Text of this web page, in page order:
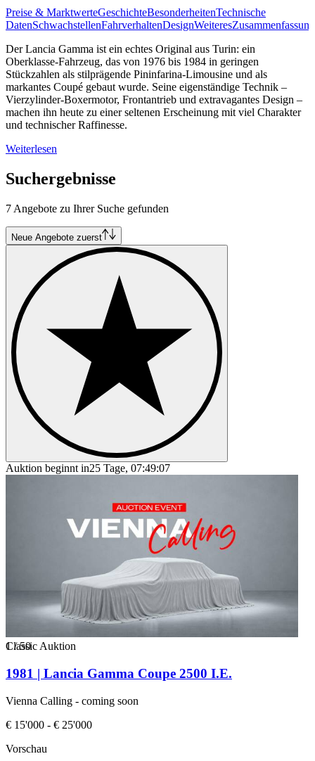
Preise & MarktwerteGeschichteBesonderheitenTechnische
DatenSchwachstellenFahrverhaltenDesignWeiteresZusammenfassung
Der Lancia Gamma ist ein echtes Original aus Turin: ein
Oberklasse-Fahrzeug, das von 1976 bis 1984 in geringen
Stückzahlen als stilprägende Pininfarina-Limousine und als
markantes Coupé gebaut wurde. Seine eigenständige Technik –
Vierzylinder-Boxermotor, Frontantrieb und extravagantes Design –
machen ihn heute zu einer seltenen Erscheinung mit viel Charakter
und technischer Raffinesse.
Weiterlesen
Suchergebnisse
7 Angebote zu Ihrer Suche gefunden
Neue Angebote zuerst
Auktion beginnt in25 Tage, 07:49:07
1/50
Classic Auktion
1981 | Lancia Gamma Coupe 2500 I.E.
Vienna Calling - coming soon
€ 15'000 - € 25'000
Vorschau